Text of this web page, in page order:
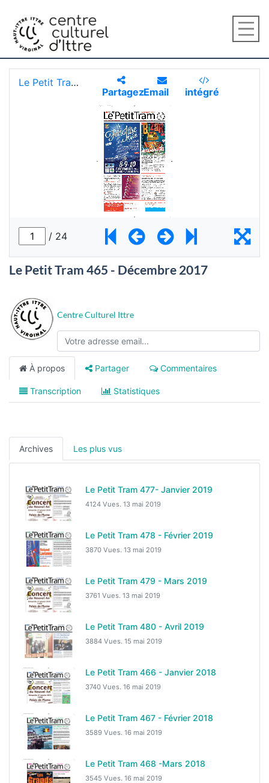
Le Petit Tram 465 - Décembre 2017
Centre Culturel Ittre
À propos Partager Commentaires
Transcription Statistiques
Archives Les plus vus
Le Petit Tram 477- Janvier 2019
4124 Vues. 13 mai 2019
Le Petit Tram 478 - Février 2019
3870 Vues. 13 mai 2019
Le Petit Tram 479 - Mars 2019
3761 Vues. 13 mai 2019
Le Petit Tram 480 - Avril 2019
3884 Vues. 15 mai 2019
Le Petit Tram 466 - Janvier 2018
3740 Vues. 16 mai 2019
Le Petit Tram 467 - Février 2018
3589 Vues. 16 mai 2019
Le Petit Tram 468 -Mars 2018
3545 Vues. 16 mai 2019